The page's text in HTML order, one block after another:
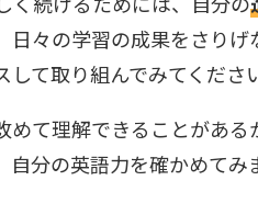
日々の学習の成果をさりげ
て取り組んでみてくださ
めて理解できることがある
自分の英語力を確かめてみ